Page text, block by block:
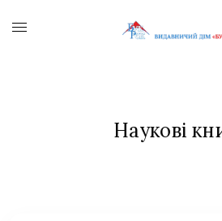
Наукові